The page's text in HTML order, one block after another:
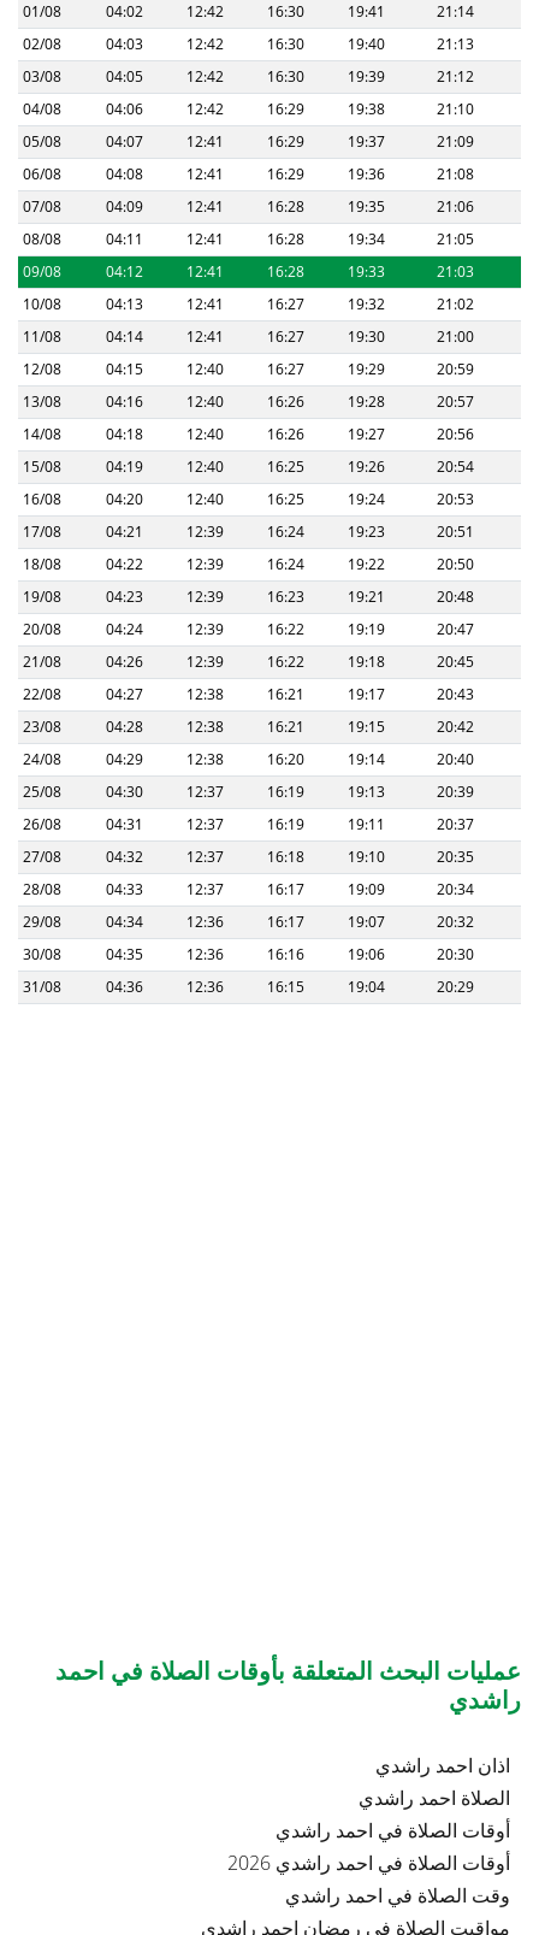
01/08
04:02 12:42 16:30 19:41
21:14
02/08
04:03 12:42 16:30 19:40
21:13
03/08
04:05 12:42 16:30 19:39
21:12
04/08
04:06 12:42 16:29 19:38
21:10
05/08
04:07 12:41 16:29 19:37
21:09
06/08
04:08 12:41 16:29 19:36
21:08
07/08
04:09 12:41 16:28 19:35
21:06
08/08
04:11 12:41 16:28 19:34
21:05
09/08
04:12 12:41 16:28 19:33
21:03
10/08
04:13 12:41 16:27 19:32
21:02
11/08
04:14 12:41 16:27 19:30
21:00
12/08
04:15 12:40 16:27 19:29
20:59
13/08
04:16 12:40 16:26 19:28
20:57
14/08
04:18 12:40 16:26 19:27
20:56
15/08
04:19 12:40 16:25 19:26
20:54
16/08
04:20 12:40 16:25 19:24
20:53
17/08
04:21 12:39 16:24 19:23
20:51
18/08
04:22 12:39 16:24 19:22
20:50
19/08
04:23 12:39 16:23 19:21
20:48
20/08
04:24 12:39 16:22 19:19
20:47
21/08
04:26 12:39 16:22 19:18
20:45
22/08
04:27 12:38 16:21 19:17
20:43
23/08
04:28 12:38 16:21 19:15
20:42
24/08
04:29 12:38 16:20 19:14
20:40
25/08
04:30 12:37 16:19 19:13
20:39
26/08
04:31 12:37 16:19 19:11
20:37
27/08
04:32 12:37 16:18 19:10
20:35
28/08
04:33 12:37 16:17 19:09
20:34
29/08
04:34 12:36 16:17 19:07
20:32
30/08
04:35 12:36 16:16 19:06
20:30
31/08
04:36 12:36 16:15 19:04 20:29
عمليات البحث المتعلقة بأوقات الصلاة في احمد
راشدي
اذان احمد راشدي
الصلاة احمد راشدي
أوقات الصلاة في احمد راشدي
أوقات الصلاة في احمد راشدي 2026
وقت الصلاة في احمد راشدي
مواقيت الصلاة في رمضان احمد راشدي